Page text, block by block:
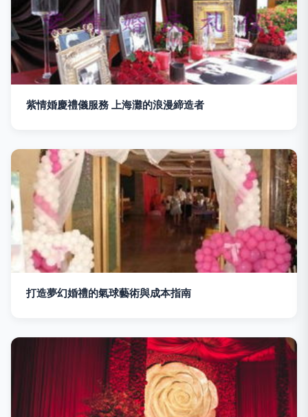
紫情婚慶禮儀服務 上海灘的浪漫締造者
打造夢幻婚禮的氣球藝術與成本指南